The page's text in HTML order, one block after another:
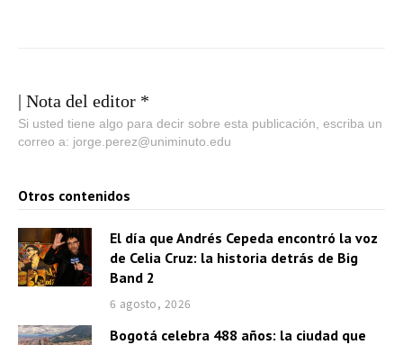
| Nota del editor *
Si usted tiene algo para decir sobre esta publicación, escriba un
correo a: jorge.perez@uniminuto.edu
Otros contenidos
El día que Andrés Cepeda encontró la voz
de Celia Cruz: la historia detrás de Big
Band 2
6 agosto, 2026
Bogotá celebra 488 años: la ciudad que